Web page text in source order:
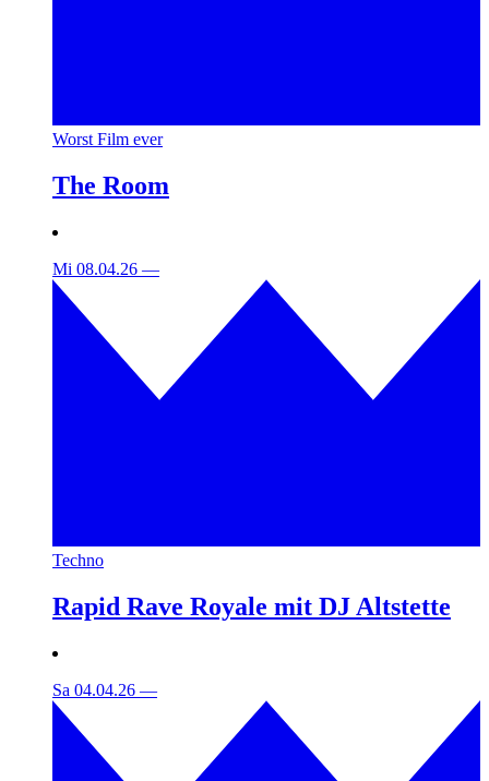
Worst Film ever
The Room
Mi 08.04.26 —
Techno
Rapid Rave Royale mit DJ Altstette
Sa 04.04.26 —